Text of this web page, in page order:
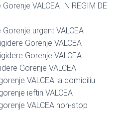
VALCEA IN REGIM DE
urgent VALCEA
Gorenje VALCEA
Gorenje VALCEA
Gorenje VALCEA
VALCEA la domiciliu
ieftin VALCEA
VALCEA non-stop